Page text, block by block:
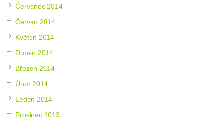
Červenec 2014
Červen 2014
Květen 2014
Duben 2014
Březen 2014
Únor 2014
Leden 2014
Prosinec 2013